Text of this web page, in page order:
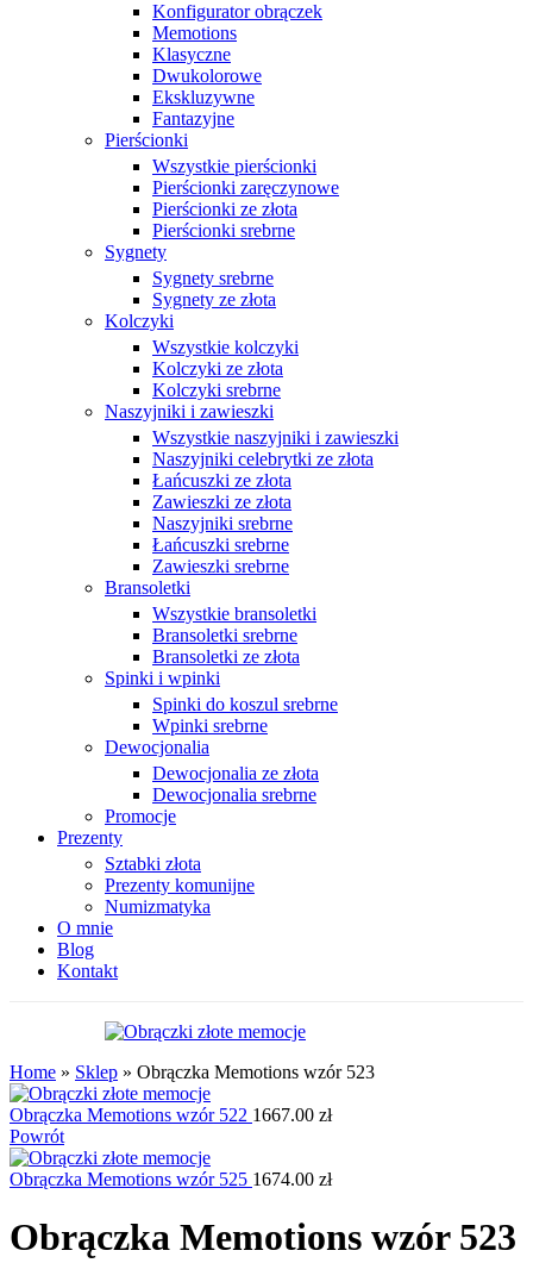
Konfigurator obrączek
Memotions
Klasyczne
Dwukolorowe
Ekskluzywne
Fantazyjne
Pierścionki
Wszystkie pierścionki
Pierścionki zaręczynowe
Pierścionki ze złota
Pierścionki srebrne
Sygnety
Sygnety srebrne
Sygnety ze złota
Kolczyki
Wszystkie kolczyki
Kolczyki ze złota
Kolczyki srebrne
Naszyjniki i zawieszki
Wszystkie naszyjniki i zawieszki
Naszyjniki celebrytki ze złota
Łańcuszki ze złota
Zawieszki ze złota
Naszyjniki srebrne
Łańcuszki srebrne
Zawieszki srebrne
Bransoletki
Wszystkie bransoletki
Bransoletki srebrne
Bransoletki ze złota
Spinki i wpinki
Spinki do koszul srebrne
Wpinki srebrne
Dewocjonalia
Dewocjonalia ze złota
Dewocjonalia srebrne
Promocje
Prezenty
Sztabki złota
Prezenty komunijne
Numizmatyka
O mnie
Blog
Kontakt
Home » Sklep » Obrączka Memotions wzór 523
Obrączka Memotions wzór 522 1667.00 zł
Powrót
Obrączka Memotions wzór 525 1674.00 zł
Obrączka Memotions wzór 523